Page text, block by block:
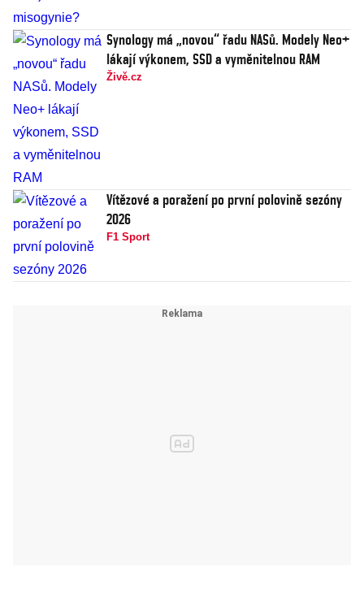
Synology má „novou“ řadu NASů. Modely Neo+
lákají výkonem, SSD a vyměnitelnou RAM
Živě.cz
Vítězové a poražení po první polovině sezóny
2026
F1 Sport